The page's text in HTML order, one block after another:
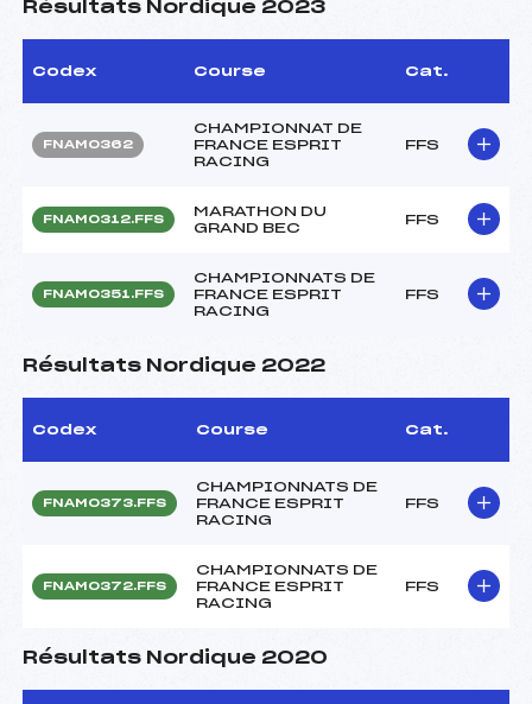
Résultats Nordique 2023
Codex Course Cat.
FNAM0362
CHAMPIONNAT DE
FRANCE ESPRIT
RACING
FFS
FNAM0312.FFS
MARATHON DU
GRAND BEC
FFS
FNAM0351.FFS
CHAMPIONNATS DE
FRANCE ESPRIT
RACING
FFS
Résultats Nordique 2022
Codex Course Cat.
FNAM0373.FFS
CHAMPIONNATS DE
FRANCE ESPRIT
RACING
FFS
FNAM0372.FFS
CHAMPIONNATS DE
FRANCE ESPRIT
RACING
FFS
Résultats Nordique 2020